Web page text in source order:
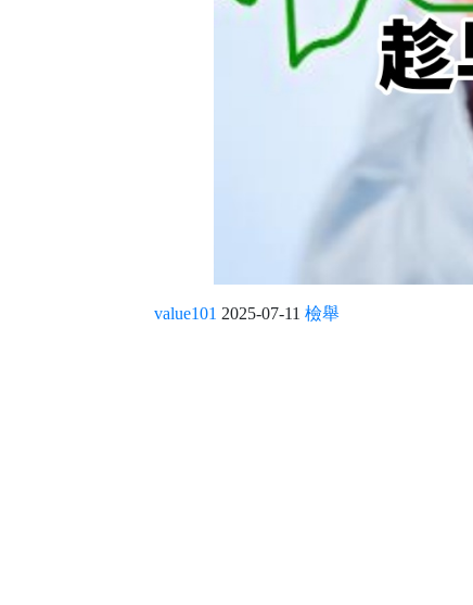
value101 2025-07-11 檢舉